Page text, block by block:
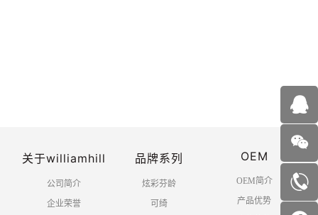
关于williamhill
公司简介
企业荣誉
品牌系列
炫彩芬龄
可绮
OEM
OEM简介
产品优势